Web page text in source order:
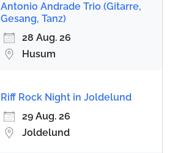
Antonio Andrade Trio (Gitarre,
Gesang, Tanz)
28 Aug. 26
Husum
Riff Rock Night in Joldelund
29 Aug. 26
Joldelund